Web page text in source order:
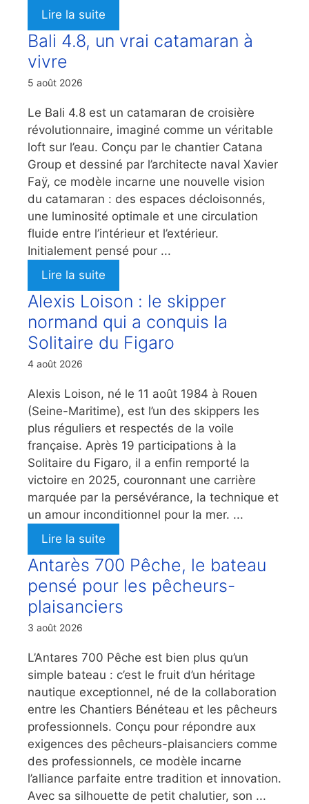
Lire la suite
Bali 4.8, un vrai catamaran à
vivre
5 août 2026
Le Bali 4.8 est un catamaran de croisière
révolutionnaire, imaginé comme un véritable
loft sur l’eau. Conçu par le chantier Catana
Group et dessiné par l’architecte naval Xavier
Faÿ, ce modèle incarne une nouvelle vision
du catamaran : des espaces décloisonnés,
une luminosité optimale et une circulation
fluide entre l’intérieur et l’extérieur.
Initialement pensé pour ...
Lire la suite
Alexis Loison : le skipper
normand qui a conquis la
Solitaire du Figaro
4 août 2026
Alexis Loison, né le 11 août 1984 à Rouen
(Seine-Maritime), est l’un des skippers les
plus réguliers et respectés de la voile
française. Après 19 participations à la
Solitaire du Figaro, il a enfin remporté la
victoire en 2025, couronnant une carrière
marquée par la persévérance, la technique et
un amour inconditionnel pour la mer. ...
Lire la suite
Antarès 700 Pêche, le bateau
pensé pour les pêcheurs-
plaisanciers
3 août 2026
L’Antares 700 Pêche est bien plus qu’un
simple bateau : c’est le fruit d’un héritage
nautique exceptionnel, né de la collaboration
entre les Chantiers Bénéteau et les pêcheurs
professionnels. Conçu pour répondre aux
exigences des pêcheurs-plaisanciers comme
des professionnels, ce modèle incarne
l’alliance parfaite entre tradition et innovation.
Avec sa silhouette de petit chalutier, son ...